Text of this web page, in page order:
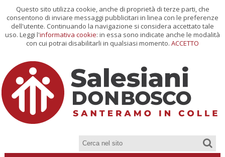
Questo sito utilizza cookie, anche di proprietà di terze parti, che
consentono di inviare messaggi pubblicitari in linea con le preferenze
dell'utente. Continuando la navigazione si considera accettato tale
uso. Leggi l'informativa cookie: in essa sono indicate anche le modalità
con cui potrai disabilitarli in qualsiasi momento. ACCETTO